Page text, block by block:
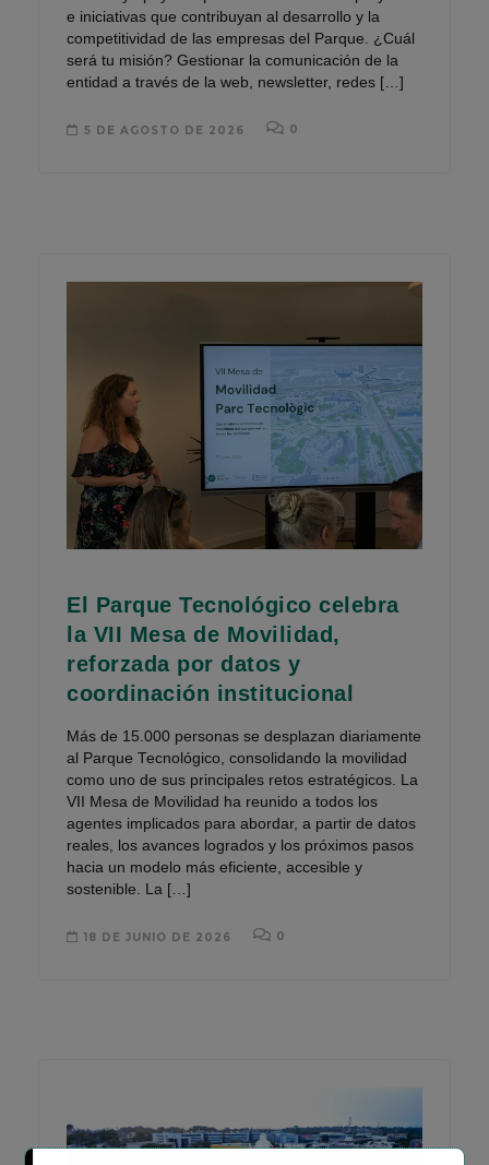
e iniciativas que contribuyan al desarrollo y la
competitividad de las empresas del Parque. ¿Cuál
será tu misión? Gestionar la comunicación de la
entidad a través de la web, newsletter, redes […]
5 DE AGOSTO DE 2026 0
El Parque Tecnológico celebra
la VII Mesa de Movilidad,
reforzada por datos y
coordinación institucional
Más de 15.000 personas se desplazan diariamente
al Parque Tecnológico, consolidando la movilidad
como uno de sus principales retos estratégicos. La
VII Mesa de Movilidad ha reunido a todos los
agentes implicados para abordar, a partir de datos
reales, los avances logrados y los próximos pasos
hacia un modelo más eficiente, accesible y
sostenible. La […]
18 DE JUNIO DE 2026 0